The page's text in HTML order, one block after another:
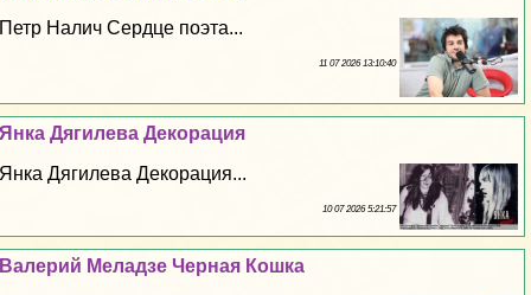
Петр Налич Сердце поэта...
11 07 2026 13:10:40
Янка Дягилева Декорация
Янка Дягилева Декорация...
10 07 2026 5:21:57
Валерий Меладзе Черная Кошка